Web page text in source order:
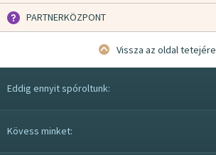
PARTNERKÖZPONT
Vissza az oldal tetejére
Eddig ennyit spóroltunk:
Kövess minket: